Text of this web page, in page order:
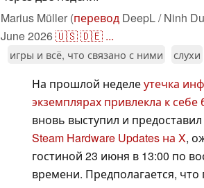
Marius Müller (перевод DeepL / Ninh
June 2026🇺🇸🇩🇪 ...
игры и всё, что связано с ними слухи
На прошлой неделеутечка
экземплярах привлекла к
вновь выступил и
Steam Hardware Updates на X,
гостиной 23 июня в 13:00 по
времени. Предполагается,